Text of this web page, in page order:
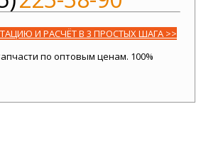
И РАСЧЁТ В 3 ПРОСТЫХ ШАГА >>
по оптовым ценам. 100%